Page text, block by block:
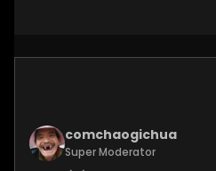
comchaogichua
Super Moderator